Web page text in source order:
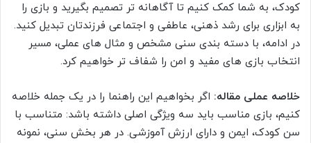
کودک، به شما کمک کنیم تا آگاهانه تر تصمیم بگیرید و بازی را
به ابزاری برای رشد ذهنی، عاطفی و اجتماعی فرزندتان تبدیل کنید.
در ادامه، با دسته بندی سنی مشخص و مثال های عملی، مسیر
انتخاب بازی های مفید و امن را شفاف تر خواهیم کرد.
خلاصه عملی مقاله: اگر بخواهیم این راهنما را در یک جمله خلاصه
کنیم، بازی مناسب باید سه ویژگی اصلی داشته باشد: متناسب با
سن کودک، ایمن و دارای ارزش آموزشی. در هر بخش سنی، نمونه